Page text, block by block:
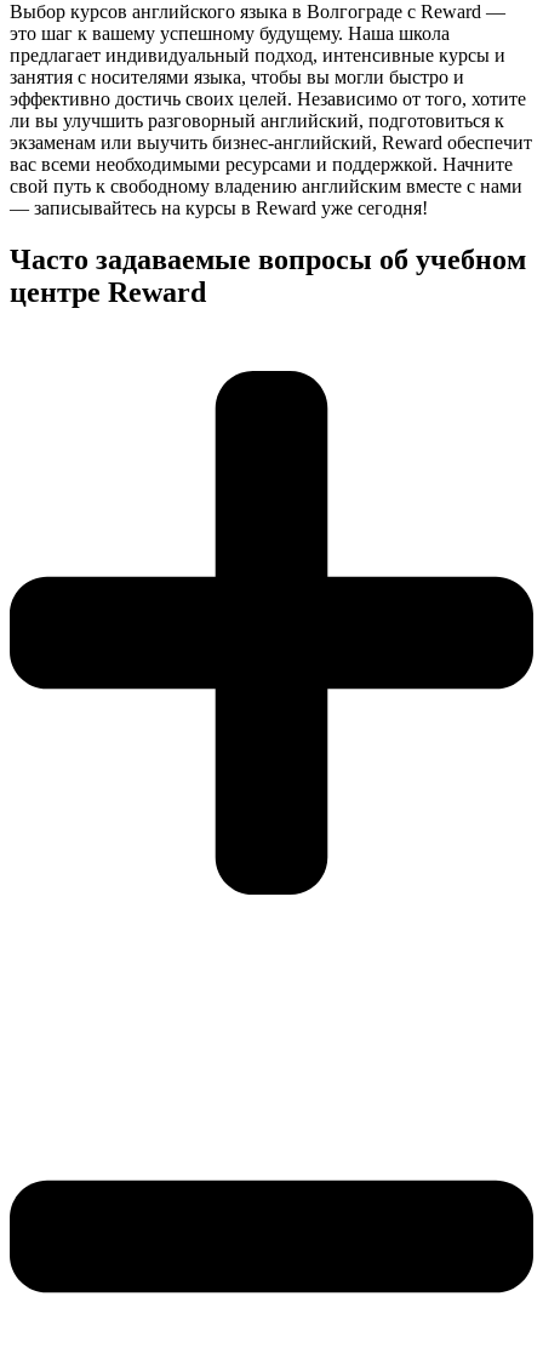
Выбор курсов английского языка в Волгограде с Reward —
это шаг к вашему успешному будущему. Наша школа
предлагает индивидуальный подход, интенсивные курсы и
занятия с носителями языка, чтобы вы могли быстро и
эффективно достичь своих целей. Независимо от того, хотите
ли вы улучшить разговорный английский, подготовиться к
экзаменам или выучить бизнес-английский, Reward обеспечит
вас всеми необходимыми ресурсами и поддержкой. Начните
свой путь к свободному владению английским вместе с нами
— записывайтесь на курсы в Reward уже сегодня!
Часто задаваемые вопросы об учебном
центре Reward